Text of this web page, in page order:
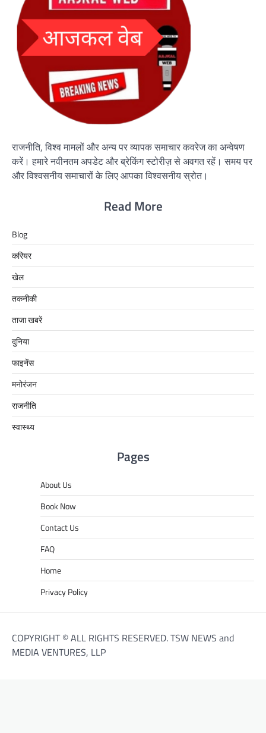
राजनीति, विश्व मामलों और अन्य पर व्यापक समाचार कवरेज का अन्वेषण
करें। हमारे नवीनतम अपडेट और ब्रेकिंग स्टोरीज़ से अवगत रहें। समय पर
और विश्वसनीय समाचारों के लिए आपका विश्वसनीय स्रोत।
Read More
Blog
करियर
खेल
तकनीकी
ताजा खबरें
दुनिया
फाइनेंस
मनोरंजन
राजनीति
स्वास्थ्य
Pages
About Us
Book Now
Contact Us
FAQ
Home
Privacy Policy
COPYRIGHT © ALL RIGHTS RESERVED. TSW NEWS and
MEDIA VENTURES, LLP